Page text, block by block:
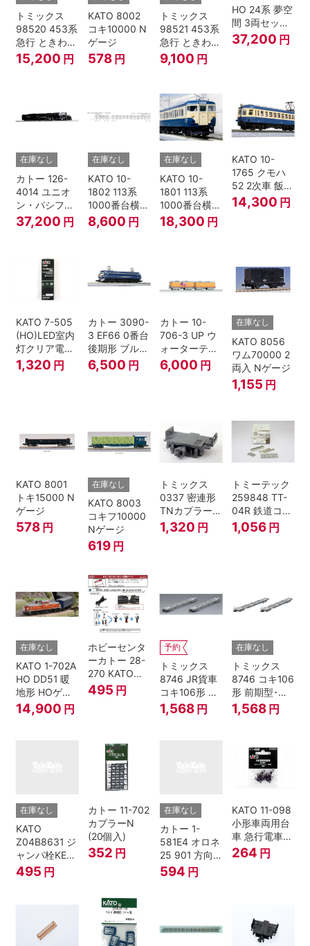
トミックス
98520 453系
急行 ときわ
基本4両セッ
ト Nゲージ
15,200 円
KATO 8002
コキ10000 N
ゲージ
578 円
トミックス
98521 453系
急行 ときわ
増結3両セッ
ト Nゲージ
9,100 円
HO 24系 夢空
間 3両セット
HOゲージ
37,200 円
在庫なし
カトー 126-
4014 ユニオ
ン・パシフィ
ック鉄道 ビッ
グボーイ＃
37,200 円
在庫なし
KATO 10-
1802 113系
1000番台横須
賀・総武快速
線 増結4両セ
8,600 円
在庫なし
KATO 10-
1801 113系
1000番台横須
賀・総武快速
線 基本7両セ
18,300 円
KATO 10-
1765 クモハ
52 2次車 飯田
線 4両セット
Nゲージ
14,300 円
KATO 7-505
(HO)LED室内
灯クリア電球
色
1,320 円
カトー 3090-
3 EF66 0番台
後期形 ブルー
トレイン牽引
機
6,500 円
カトー 10-
706-3 UP ウ
ォーターテン
ダー 2両入
6,000 円
在庫なし
KATO 8056
ワム70000 2
両入 Nゲージ
1,155 円
KATO 8001
トキ15000 N
ゲージ
578 円
在庫なし
KATO 8003
コキフ10000
Nゲージ
619 円
トミックス
0337 密連形
TNカプラー
(6個入・SPタ
イプ)
1,320 円
トミーテック
259848 TT-
04R 鉄道コレ
クション
1,056 円
在庫なし
KATO 1-702A
HO DD51 暖
地形 HOゲー
ジ
14,900 円
ホビーセンタ
ーカトー 28-
270 KATOナ
ックルカプラ
ー 黒 センタ
495 円
予約
トミックス
8746 JR貨車
コキ106形 前
期型･新塗装･
コンテナな
1,568 円
在庫なし
トミックス
8746 コキ106
形 前期型･新
塗装･コンテ
ナなし･2両セ
1,568 円
在庫なし
KATO
Z04B8631 ジ
ャンパ栓KE76
濃青 ランナー
495 円
カトー 11-702
カプラーN
(20個入)
352 円
在庫なし
カトー 1-
581E4 オロネ
25 901 方向
幕 4両分
594 円
KATO 11-098
小形車両用台
車 急行電車1
Bトレインシ
ョーティー 対
264 円